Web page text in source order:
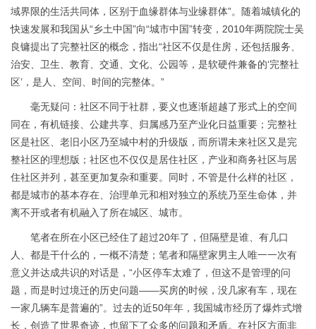
域界限的生活共同体，区别于血缘群体与业缘群体”。随着城镇化的
快速发展和我国从“乡土中国”向“城市中国”转变，2010年两院院士吴
良镛提出了完整社区的概念，指出“社区不仅是住房，还包括服务、
治安、卫生、教育、交通、文化、公园等，是软硬件兼备的‘完整社
区’，是人、空间、时间的完整体。”
毫无疑问：社区不同于社群，要义也逐渐超越了形式上的空间
同在，有机链接、公建共享、归属感乃至产业化日益重要；完整社
区是社区、老旧小区乃至城中村的升级版，而所谓未来社区又是完
整社区的理想版；社区也不仅仅是居住社区，产业和商务社区与居
住社区并列，甚至更加复杂和重要。同时，不管是什么样的社区，
都是城市的基本存在、治理单元和相对独立的系统乃至生命体，并
离不开或者有机融入了所在城区、城市。
笔者在所在小区已经住了超过20年了，但隔壁是谁、有几口
人、都是干什么的，一概不清楚；笔者和隔壁家男主人唯一一次有
意义并达成共识的对话是，“小区停车太难了，但这不是管理的问
题，而是时过境迁的历史问题——买房的时候，没几家有车，现在
一家几辆车是普遍的”。过去的近50年年，我国城市经历了爆炸式增
长，创造了世界奇迹，也留下了众多的问题和矛盾。在社区方面非